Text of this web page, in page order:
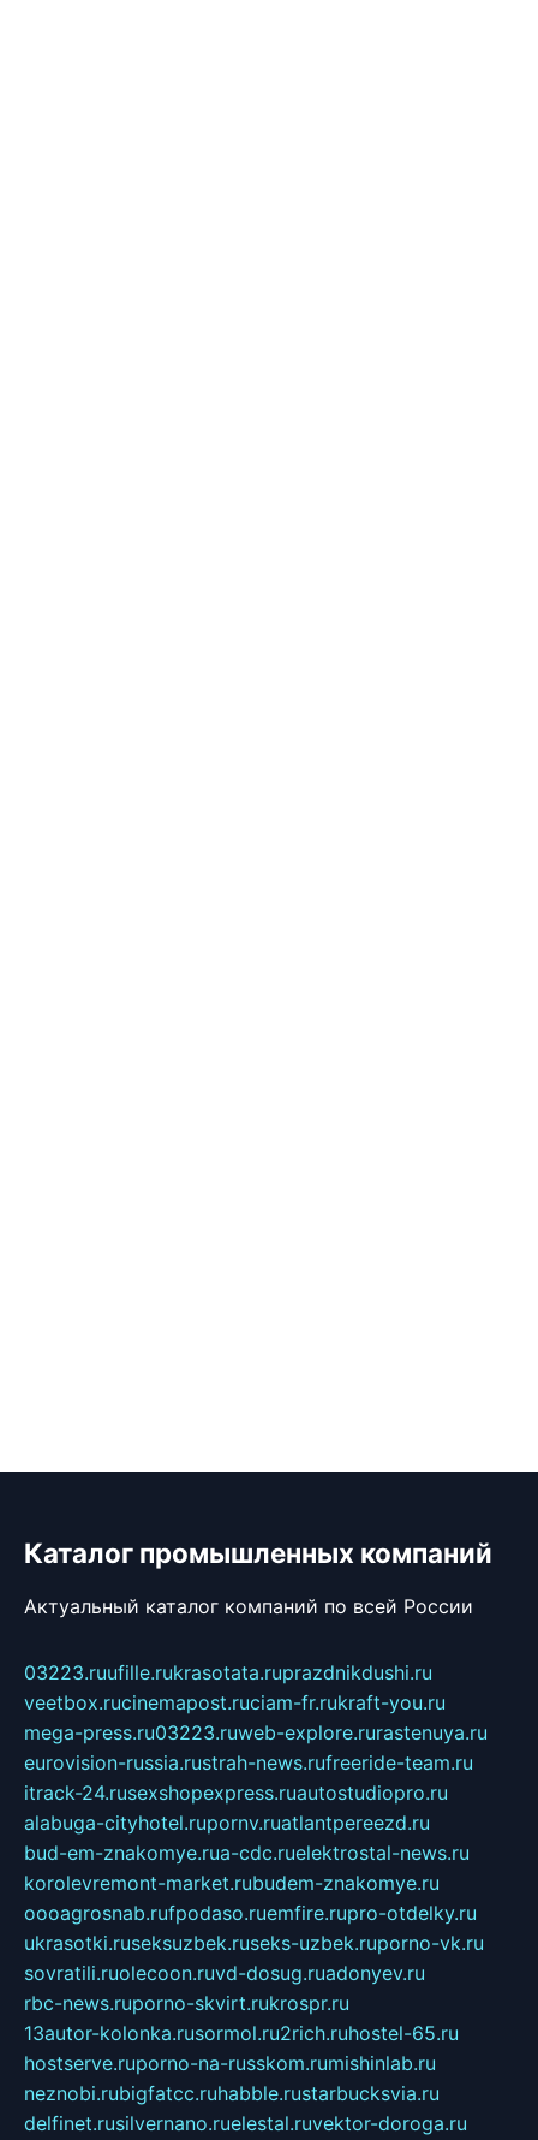
Каталог промышленных компаний
Актуальный каталог компаний по всей России
03223.ruufille.rukrasotata.ruprazdnikdushi.ru
veetbox.rucinemapost.ruciam-fr.rukraft-you.ru
mega-press.ru03223.ruweb-explore.rurastenuya.ru
eurovision-russia.rustrah-news.rufreeride-team.ru
itrack-24.rusexshopexpress.ruautostudiopro.ru
alabuga-cityhotel.rupornv.ruatlantpereezd.ru
bud-em-znakomye.rua-cdc.ruelektrostal-news.ru
korolevremont-market.rubudem-znakomye.ru
oooagrosnab.rufpodaso.ruemfire.rupro-otdelky.ru
ukrasotki.ruseksuzbek.ruseks-uzbek.ruporno-vk.ru
sovratili.ruolecoon.ruvd-dosug.ruadonyev.ru
rbc-news.ruporno-skvirt.rukrospr.ru
13autor-kolonka.rusormol.ru2rich.ruhostel-65.ru
hostserve.ruporno-na-russkom.rumishinlab.ru
neznobi.rubigfatcc.ruhabble.rustarbucksvia.ru
delfinet.rusilvernano.ruelestal.ruvektor-doroga.ru